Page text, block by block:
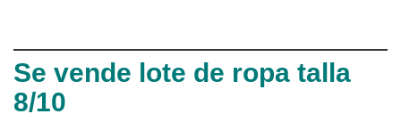
Se vende lote de ropa talla
8/10